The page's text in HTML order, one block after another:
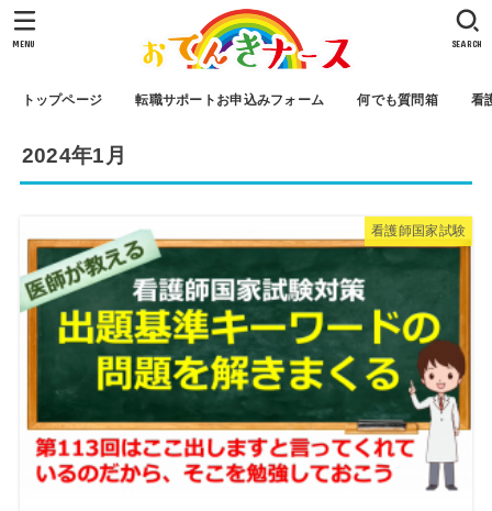
トップページ 転職サポートお申込みフォーム 何でも質問箱 看
SEARCH
MENU
2024年1月
看護師国家試験